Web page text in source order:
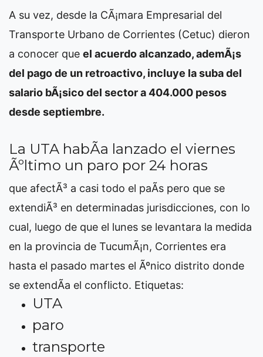
A su vez, desde la CÃ¡mara Empresarial del
Transporte Urbano de Corrientes (Cetuc) dieron
a conocer que el acuerdo alcanzado, ademÃ¡s
del pago de un retroactivo, incluye la suba del
salario bÃ¡sico del sector a 404.000 pesos
desde septiembre.
La UTA habÃ­a lanzado el viernes
Ãºltimo un paro por 24 horas
que afectÃ³ a casi todo el paÃ­s pero que se
extendiÃ³ en determinadas jurisdicciones, con lo
cual, luego de que el lunes se levantara la medida
en la provincia de TucumÃ¡n, Corrientes era
hasta el pasado martes el Ãºnico distrito donde
se extendÃ­a el conflicto. Etiquetas:
UTA
paro
transporte